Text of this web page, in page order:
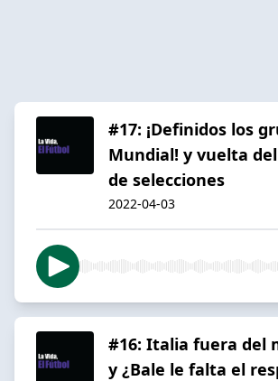
#17: ¡Definidos los
Mundial! y vuelta
de selecciones
2022-04-03
#16: Italia fuera del
y ¿Bale le falta el